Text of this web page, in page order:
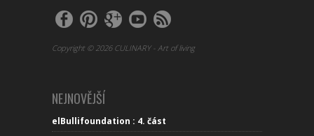
Copyright © 2026 CULINARY - Art of living
NEJNOVĚJŠÍ
elBullifoundation : 4. část